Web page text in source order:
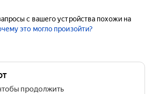
с вашего устройства похожи на
это могло произойти?
продолжить